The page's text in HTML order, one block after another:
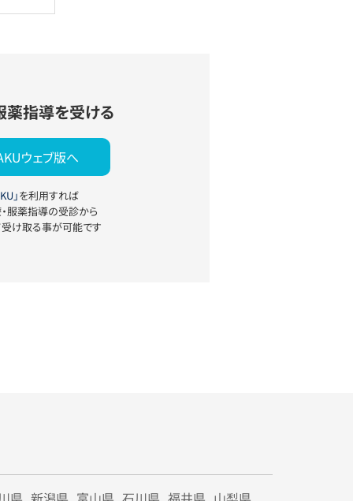
薬指導を受ける
ウェブ版へ
」を利用すれば
服薬指導の受診から
け取る事が可能です